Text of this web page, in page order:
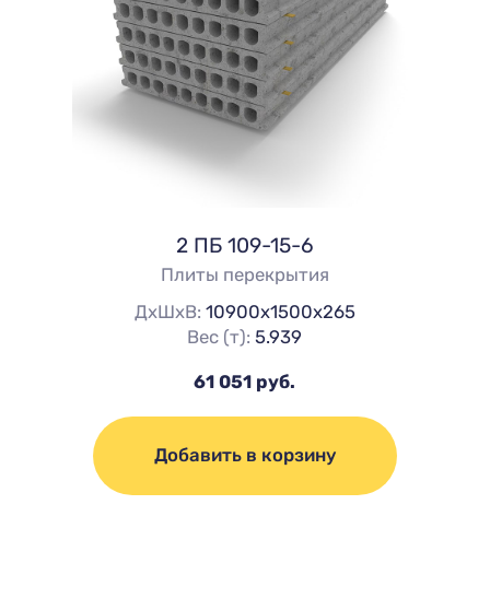
2 ПБ 109-15-6
Плиты перекрытия
ДхШхВ: 10900х1500х265
Вес (т):5.939
61 051 руб.
Добавить в корзину